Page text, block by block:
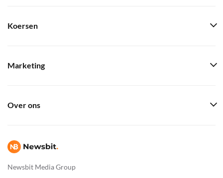
Newsbit Media Group
Koersen
Marketing
Over ons